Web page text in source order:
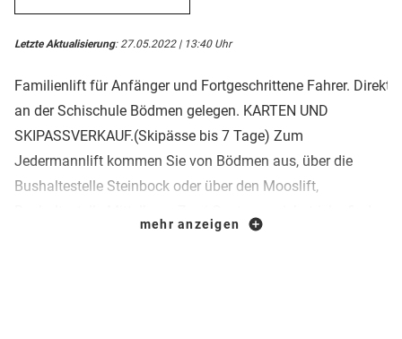
Letzte Aktualisierung: 27.05.2022 | 13:40 Uhr
Familienlift für Anfänger und Fortgeschrittene Fahrer. Direkt
an der Schischule Bödmen gelegen. KARTEN UND
SKIPASSVERKAUF.(Skipässe bis 7 Tage) Zum
Jedermannlift kommen Sie von Bödmen aus, über die
Bushaltestelle Steinbock oder über den Mooslift,
sie direkt bei der Talstation. Wir freuen uns auf ihren
mehr anzeigen